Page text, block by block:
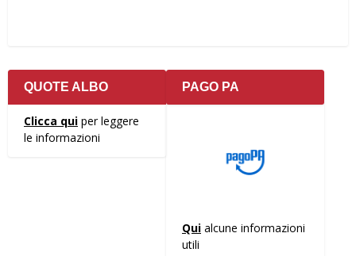
QUOTE ALBO
Clicca qui per leggere
le informazioni
PAGO PA
Qui alcune informazioni
utili